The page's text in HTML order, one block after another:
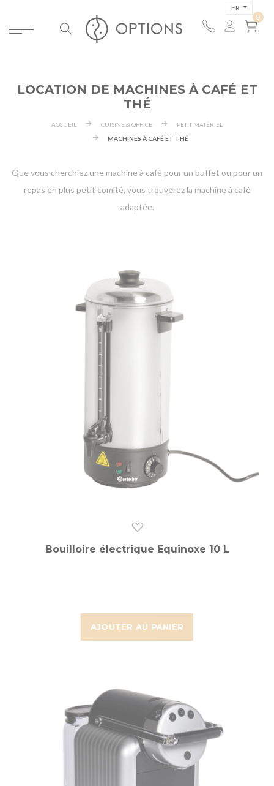
FR
LOCATION DE MACHINES À CAFÉ ET
THÉ
ACCUEIL CUISINE & OFFICE
PETIT MATÉRIEL
MACHINES À CAFÉ ET THÉ
Que vous cherchiez une machine à café pour un buffet ou pour un
repas en plus petit comité, vous trouverez la machine à café
adaptée.
AJOUTER AU PANIER
Bouilloire électrique Equinoxe 10 L